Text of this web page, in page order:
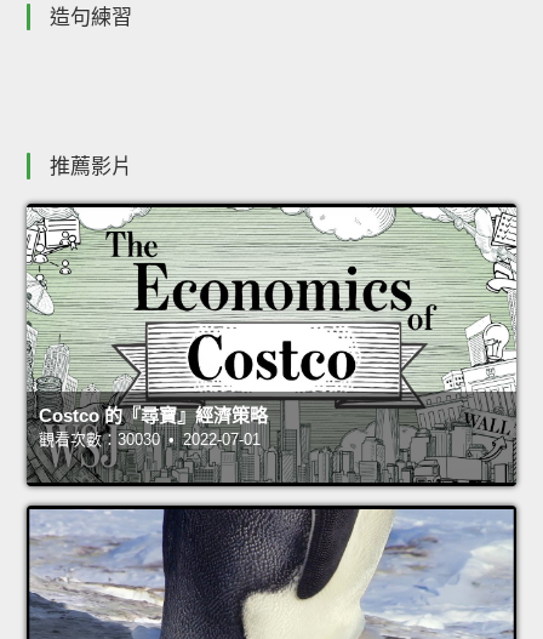
造句練習
推薦影片
Costco 的『尋寶』經濟策略
觀看次數：30030 • 2022-07-01